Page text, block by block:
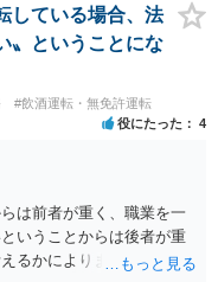
ことが多いですし、学籍
、そのこと自体に特に問
前に、その効力が無効と
は効力を発生する事な
ですね？ そう考えるのが
常記載されている内容
載されており、卒業式時
違いないので、卒業証書
するものではないでしょ
に何らかの問題を起こし
ので、厳密に言えば卒業
す。
している場合、法
〟ということにな
#飲酒運転・無免許運転
役にたった 4
は前者が重く、職業を一
いうことからは後者が重
るかによります。